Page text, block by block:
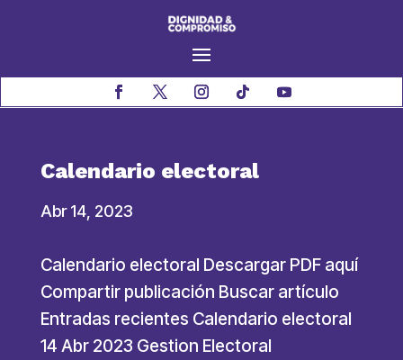
Calendario electoral
Abr 14, 2023
Calendario electoral Descargar PDF aquí
Compartir publicación Buscar artículo
Entradas recientes Calendario electoral
14 Abr 2023 Gestion Electoral